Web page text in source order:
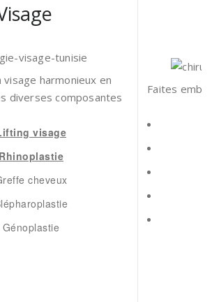
harmonieux en
diverses composantes
visage
Rhinoplastie
cheveux
Génoplastie
Faites